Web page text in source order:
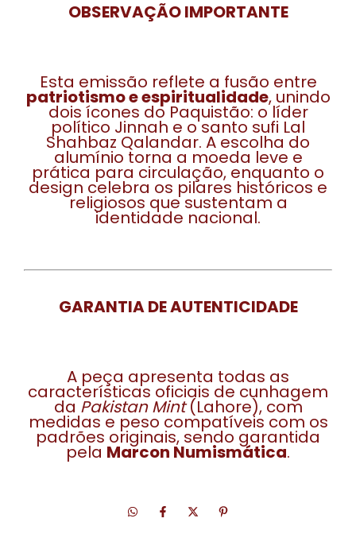
OBSERVAÇÃO IMPORTANTE
Esta emissão reflete a fusão entre
patriotismo e espiritualidade, unindo
dois ícones do Paquistão: o líder
político Jinnah e o santo sufi Lal
Shahbaz Qalandar. A escolha do
alumínio torna a moeda leve e
prática para circulação, enquanto o
design celebra os pilares históricos e
religiosos que sustentam a
identidade nacional.
GARANTIA DE AUTENTICIDADE
A peça apresenta todas as
características oficiais de cunhagem
da Pakistan Mint(Lahore), com
medidas e peso compatíveis com os
padrões originais, sendo garantida
pela Marcon Numismática.